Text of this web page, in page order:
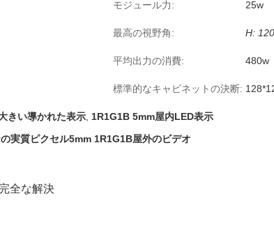
モジュール力: 25w
最高の視野角: H:
平均出力の消費: 480w
標準的なキャビネットの決断:
きい導かれた表示 1R1G1B 5mm屋内LED表示
実質ピクセル5mm 1R1G1B屋外のビデオ
全な解決